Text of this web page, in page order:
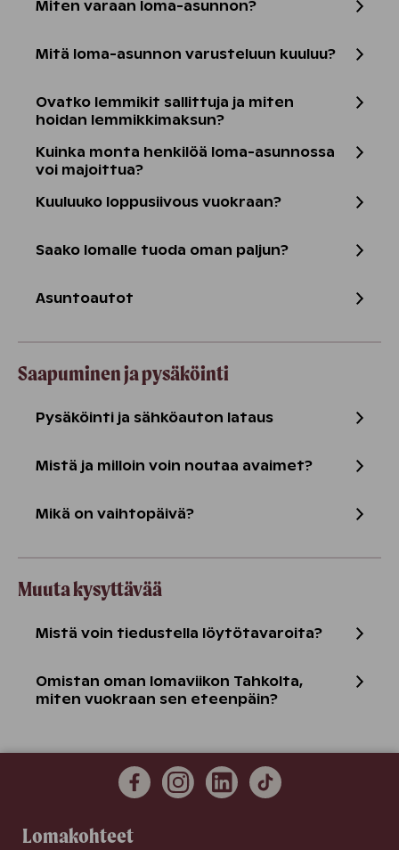
Miten varaan loma-asunnon?
Mitä loma-asunnon varusteluun kuuluu?
Ovatko lemmikit sallittuja ja miten
hoidan lemmikkimaksun?
Kuinka monta henkilöä loma-asunnossa
voi majoittua?
Kuuluuko loppusiivous vuokraan?
Saako lomalle tuoda oman paljun?
Asuntoautot
Saapuminen ja pysäköinti
Pysäköinti ja sähköauton lataus
Mistä ja milloin voin noutaa avaimet?
Mikä on vaihtopäivä?
Muuta kysyttävää
Mistä voin tiedustella löytötavaroita?
Omistan oman lomaviikon Tahkolta,
miten vuokraan sen eteenpäin?
Lomakohteet